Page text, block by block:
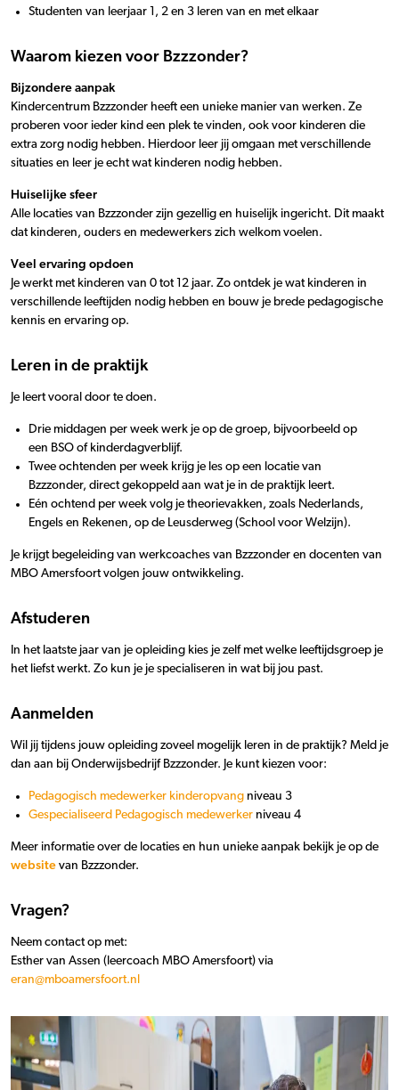
Studenten van leerjaar 1, 2 en 3 leren van en met elkaar
Waarom kiezen voor Bzzzonder?
Bijzondere aanpak
Kindercentrum Bzzzonder heeft een unieke manier van werken. Ze
proberen voor ieder kind een plek te vinden, ook voor kinderen die
extra zorg nodig hebben. Hierdoor leer jij omgaan met verschillende
situaties en leer je echt wat kinderen nodig hebben.
Huiselijke sfeer
Alle locaties van Bzzzonder zijn gezellig en huiselijk ingericht. Dit maakt
dat kinderen, ouders en medewerkers zich welkom voelen.
Veel ervaring opdoen
Je werkt met kinderen van 0 tot 12 jaar. Zo ontdek je wat kinderen in
verschillende leeftijden nodig hebben en bouw je brede pedagogische
kennis en ervaring op.
Leren in de praktijk
Je leert vooral door te doen.
Drie middagen per week werk je op de groep, bijvoorbeeld op
een BSO of kinderdagverblijf.
Twee ochtenden per week krijg je les op een locatie van
Bzzzonder, direct gekoppeld aan wat je in de praktijk leert.
Eén ochtend per week volg je theorievakken, zoals Nederlands,
Engels en Rekenen, op de Leusderweg (School voor Welzijn).
Je krijgt begeleiding van werkcoaches van Bzzzonder en docenten van
MBO Amersfoort volgen jouw ontwikkeling.
Afstuderen
In het laatste jaar van je opleiding kies je zelf met welke leeftijdsgroep je
het liefst werkt. Zo kun je je specialiseren in wat bij jou past.
Aanmelden
Wil jij tijdens jouw opleiding zoveel mogelijk leren in de praktijk? Meld je
dan aan bij Onderwijsbedrijf Bzzzonder. Je kunt kiezen voor:
Pedagogisch medewerker kinderopvang niveau 3
Gespecialiseerd Pedagogisch medewerker niveau 4
Meer informatie over de locaties en hun unieke aanpak bekijk je op de
website van Bzzzonder.
Vragen?
Neem contact op met:
Esther van Assen (leercoach MBO Amersfoort) via
eran@mboamersfoort.nl